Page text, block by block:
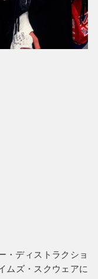
・ディストラクショ
ムズ・スクウェアに